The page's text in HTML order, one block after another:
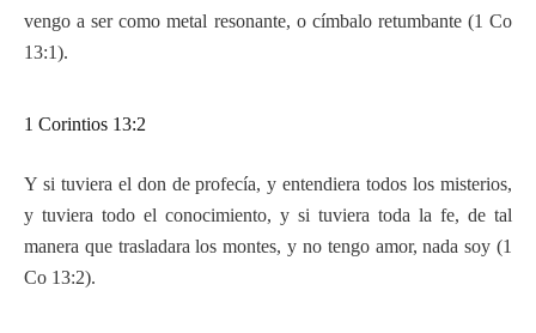
vengo a ser como metal resonante, o címbalo retumbante (1 Co
13:1).
1 Corintios 13:2
Y si tuviera el don de profecía, y entendiera todos los misterios,
y tuviera todo el conocimiento, y si tuviera toda la fe, de tal
manera que trasladara los montes, y no tengo amor, nada soy (1
Co 13:2).